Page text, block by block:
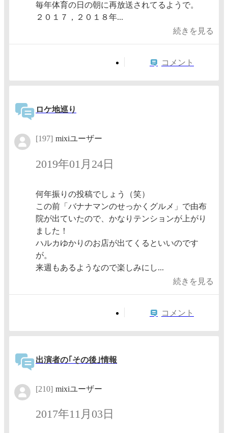
毎年体育の日の朝に再放送されてるようで。
２０１７，２０１８年...
続きを見る
コメント
ロケ地巡り
[197] mixiユーザー
2019年01月24日
何年振りの投稿でしょう（笑）
この前「バナナマンのせっかくグルメ」で由布
院が出ていたので、かなりテンションが上がり
ました！
ハルカゆかりのお店が出てくるといいのです
が。
来週もあるようなので楽しみにし...
続きを見る
コメント
出演者の｢その後｣情報
[210] mixiユーザー
2017年11月03日